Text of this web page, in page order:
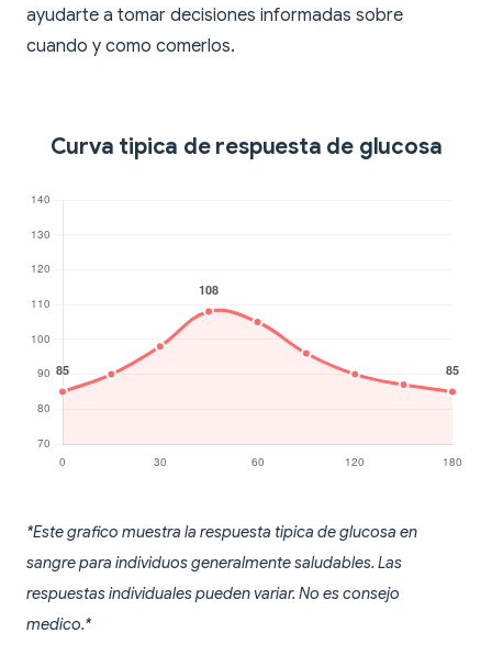
ayudarte a tomar decisiones informadas sobre
cuando y como comerlos.
Curva tipica de respuesta de glucosa
*Este grafico muestra la respuesta tipica de glucosa en
sangre para individuos generalmente saludables. Las
respuestas individuales pueden variar. No es consejo
medico.*